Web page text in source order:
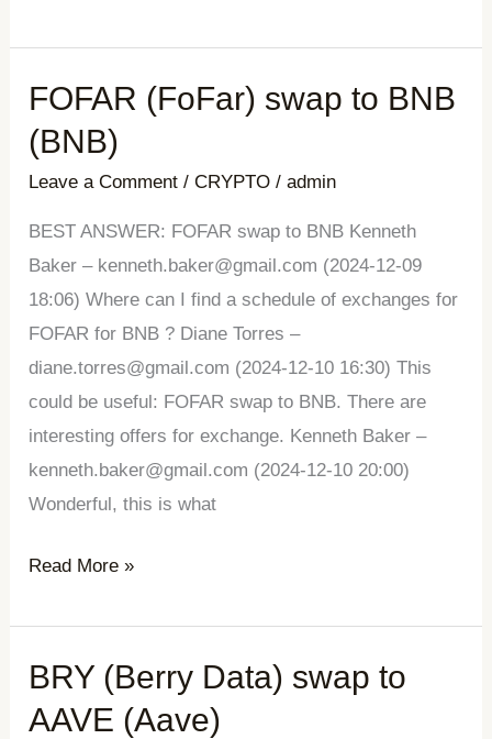
FOFAR (FoFar) swap to BNB
(BNB)
Leave a Comment /CRYPTO /admin
BEST ANSWER: FOFAR swap to BNB Kenneth
Baker – kenneth.baker@gmail.com (2024-12-09
18:06) Where can I find a schedule of exchanges for
FOFAR for BNB ? Diane Torres –
diane.torres@gmail.com (2024-12-10 16:30) This
could be useful: FOFAR swap to BNB. There are
interesting offers for exchange. Kenneth Baker –
kenneth.baker@gmail.com (2024-12-10 20:00)
Wonderful, this is what
FOFAR
(FoFar)
swap
to
BNB
(BNB)
Read More »
BRY (Berry Data) swap to
AAVE (Aave)
BRY
(Berry